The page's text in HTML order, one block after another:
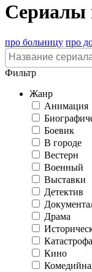
Сериалы
про больницу про
Фильтр
Жанр
Анимация
Боевик
В городе
Вестерн
Военный
Выставки
Детектив
Драма
Катастрофа
Кино